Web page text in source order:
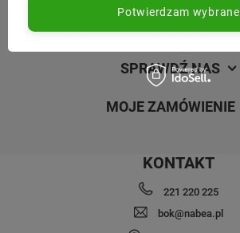
REGULAMINY
SPRAWDŹ NAS
MOJE ZAMÓWIENIE
KONTAKT
221 220 225
bok@nabea.pl
Potwierdzam wybrane